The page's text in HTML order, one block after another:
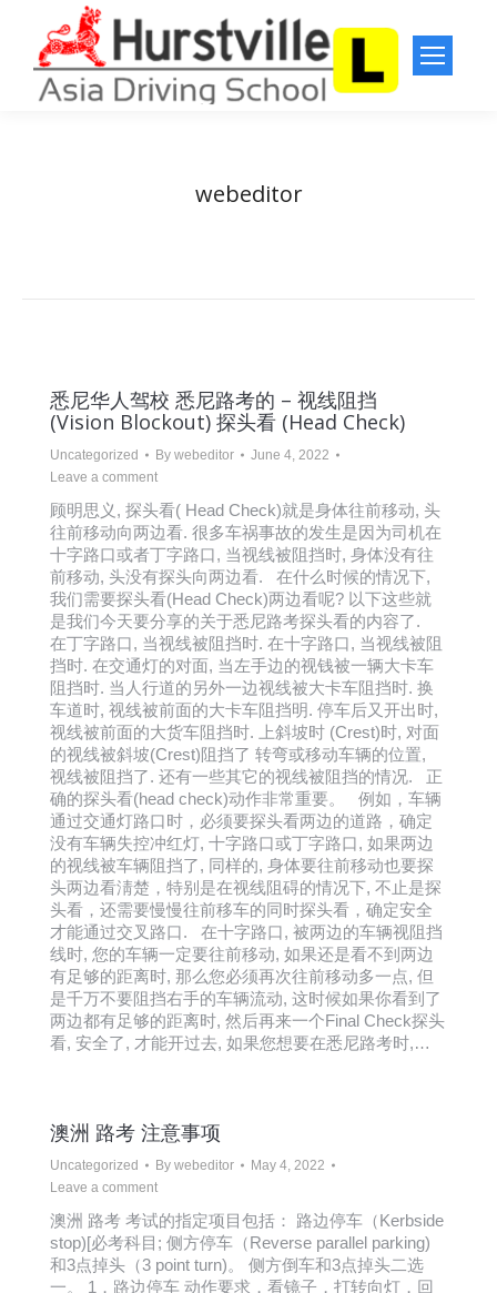
webeditor
悉尼华人驾校 悉尼路考的 – 视线阻挡
(Vision Blockout) 探头看 (Head Check)
Uncategorized By webeditor
June 4, 2022
Leave a comment
顾明思义, 探头看( Head Check)就是身体往前移动, 头
往前移动向两边看. 很多车祸事故的发生是因为司机在
十字路口或者丁字路口, 当视线被阻挡时, 身体没有往
前移动, 头没有探头向两边看. 在什么时候的情况下,
我们需要探头看(Head Check)两边看呢? 以下这些就
是我们今天要分享的关于悉尼路考探头看的内容了.
在丁字路口, 当视线被阻挡时. 在十字路口, 当视线被阻
挡时. 在交通灯的对面, 当左手边的视钱被一辆大卡车
阻挡时. 当人行道的另外一边视线被大卡车阻挡时. 换
车道时, 视线被前面的大卡车阻挡明. 停车后又开出时,
视线被前面的大货车阻挡时. 上斜坡时 (Crest)时, 对面
的视线被斜坡(Crest)阻挡了 转弯或移动车辆的位置,
视线被阻挡了. 还有一些其它的视线被阻挡的情况. 正
确的探头看(head check)动作非常重要。 例如，车辆
通过交通灯路口时，必须要探头看两边的道路，确定
没有车辆失控冲红灯, 十字路口或丁字路口, 如果两边
的视线被车辆阻挡了, 同样的, 身体要往前移动也要探
头两边看淸楚，特别是在视线阻碍的情况下, 不止是探
头看，还需要慢慢往前移车的同时探头看，确定安全
才能通过交叉路口. 在十字路口, 被两边的车辆视阻挡
线时, 您的车辆一定要往前移动, 如果还是看不到两边
有足够的距离时, 那么您必须再次往前移动多一点, 但
是千万不要阻挡右手的车辆流动, 这时候如果你看到了
两边都有足够的距离时, 然后再来一个Final Check探头
看, 安全了, 才能开过去, 如果您想要在悉尼路考时,…
澳洲 路考 注意事项
Uncategorized By webeditor
May 4, 2022
Leave a comment
澳洲 路考 考试的指定项目包括： 路边停车（Kerbside
stop)[必考科目; 侧方停车（Reverse parallel parking)
和3点掉头（3 point turn)。 侧方倒车和3点掉头二选
一。 1，路边停车 动作要求，看镜子，打转向灯，回